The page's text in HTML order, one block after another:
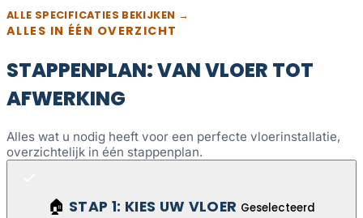
ALLE SPECIFICATIES BEKIJKEN →
ALLES IN ÉÉN OVERZICHT
STAPPENPLAN: VAN VLOER TOT
AFWERKING
Alles wat u nodig heeft voor een perfecte vloerinstallatie,
overzichtelijk in één stappenplan.
🏠 STAP 1: KIES UW VLOER Geselecteerd